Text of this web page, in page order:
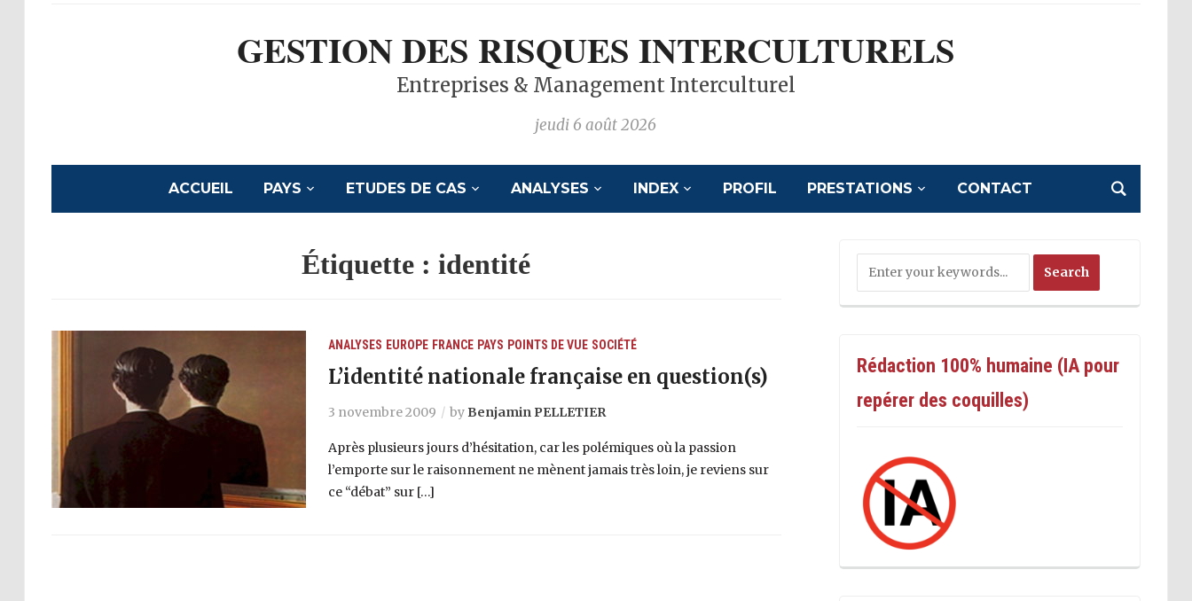
GESTION DES RISQUES INTERCULTURELS
Entreprises & Management Interculturel
jeudi 6 août 2026
ACCUEIL PAYS ETUDES DE CAS ANALYSES INDEX PROFIL PRESTATIONS CONTACT
Étiquette :identité
ANALYSES EUROPE FRANCE PAYS POINTS DE VUE SOCIÉTÉ
L’identité nationale française en question(s)
3 novembre 2009 by Benjamin PELLETIER
Après plusieurs jours d’hésitation, car les polémiques où la passion
l’emporte sur le raisonnement ne mènent jamais très loin, je reviens sur
ce “débat” sur […]
Rédaction 100% humaine (IA pour
repérer des coquilles)